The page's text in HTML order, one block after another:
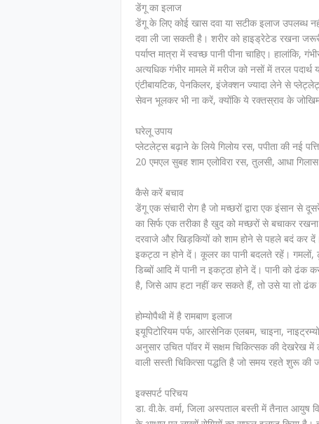
डेंगू का इलाज
डेंगू के लिए कोई खास दवा या सटीक इलाज उपलब्ध
दवा ली जा सकती है। शरीर को हाइड्रेटेड रखना
पर्याप्त मात्रा में स्वच्छ पानी पीना चाहिए। हालांकि,
अत्यधिक गंभीर मामले में मरीज को नसों में तरल पदार्थ
एंटीबायटिक, पेनकिलर, इंजेक्शन ज्यादा लेने से
सेवन भूलकर भी ना करें, क्योंकि ये रक्तस्राव के
घरेलू उपाय
प्लेटलेट्स बढ़ाने के लिये गिलोय रस, पपीता की नई
20 एमएल सुबह शाम एलोविरा रस, तुलसी, आधा
कैसे करें बचाव
डेंगू एक संचारी रोग है जो मच्छरों द्वारा एक इंसान
का सिर्फ एक तरीका है खुद को मच्छरों से बचाकर
दरवाजे और खिड़कियों को शाम होने से पहले बदं कर
इकट्ठा न होने दें। कूलर का पानी बदलते रहें। गमलों,
डिब्बों आदि में पानी न इकट्ठा होने दें। पानी को
है, जिसे आप हटा नहीं कर सकते हैं, तो उसे या तो ढंक
होम्योपैथी में है रामबाण इलाज
इयूपिटोरियम पर्फ, आरसेनिक एलबम, चाइना,
अनुसार उचित पॉवर में सक्षम चिकित्सक की देखरेख
वाली सस्ती चिकित्सा पद्धति है जो समय रहते शुरू की
इक्सपर्ट परिचय
डा. वी.के. वर्मा, जिला अस्पताल बस्ती में तैनात